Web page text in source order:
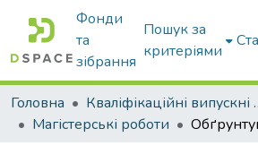
Фонди
та
зібрання
Пошук за
критеріями
Головна
Кваліфікаційні
Магістерські роботи